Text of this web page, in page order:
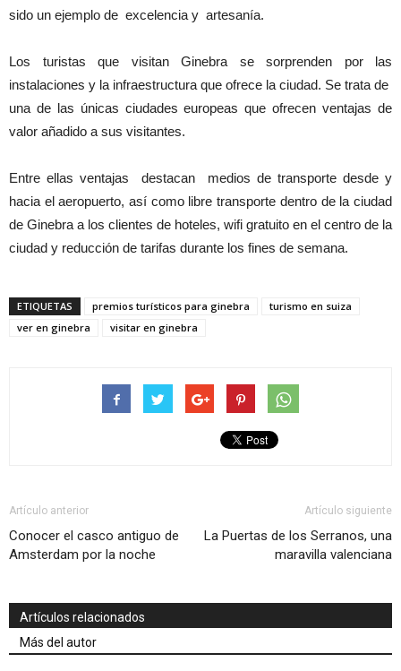
sido un ejemplo de excelencia y artesanía.
Los turistas que visitan Ginebra se sorprenden por las
instalaciones y la infraestructura que ofrece la ciudad. Se trata de
una de las únicas ciudades europeas que ofrecen ventajas de
valor añadido a sus visitantes.
Entre ellas ventajas destacan medios de transporte desde y
hacia el aeropuerto, así como libre transporte dentro de la ciudad
de Ginebra a los clientes de hoteles, wifi gratuito en el centro de la
ciudad y reducción de tarifas durante los fines de semana.
ETIQUETAS premios turísticos para ginebra
turismo en suiza
ver en ginebra
visitar en ginebra
Artículo anterior
Conocer el casco antiguo de
Amsterdam por la noche
Artículo siguiente
La Puertas de los Serranos, una
maravilla valenciana
Artículos relacionados
Más del autor